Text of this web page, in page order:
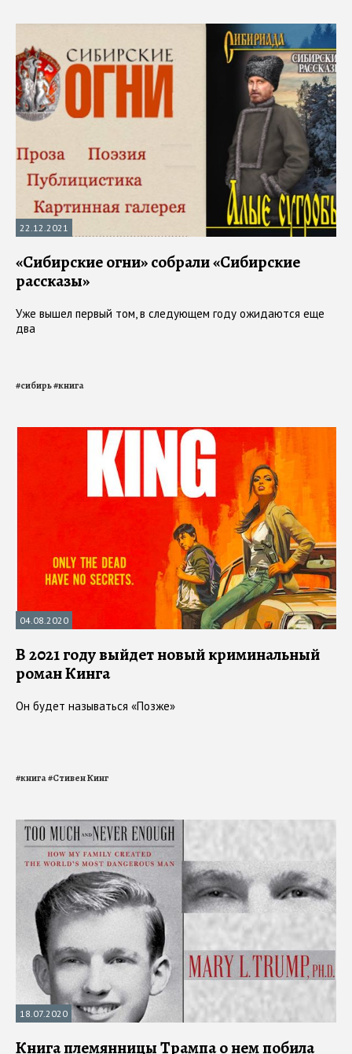
22.12.2021
«Сибирские огни» собрали «Сибирские
рассказы»
Уже вышел первый том, в следующем году ожидаются еще
два
#сибирь#книга
04.08.2020
В 2021 году выйдет новый криминальный
роман Кинга
Он будет называться «Позже»
#книга#Стивен Кинг
18.07.2020
Книга племянницы Трампа о нем побила